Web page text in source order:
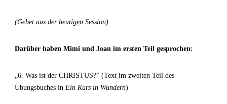
(Gebet aus der heutigen Session)
Darüber haben Mimi und Joan im ersten Teil gesprochen:
„6. Was ist der CHRISTUS?“ (Text im zweiten Teil des
Übungsbuches in Ein Kurs in Wundern)